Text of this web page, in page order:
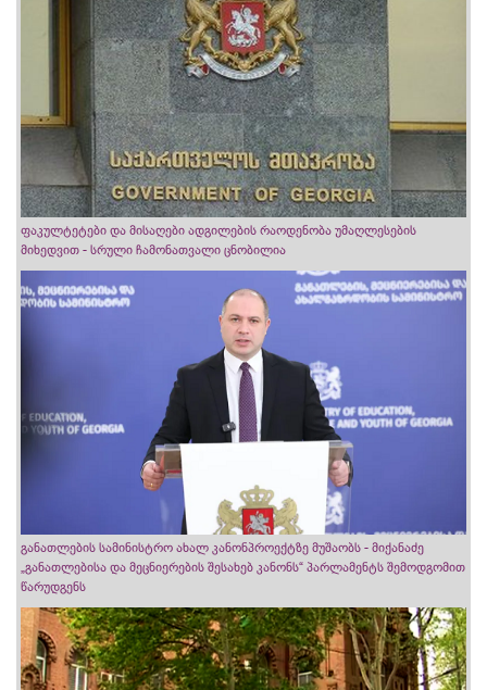
ფაკულტეტები და მისაღები ადგილების რაოდენობა უმაღლესების
მიხედვით - სრული ჩამონათვალი ცნობილია
განათლების სამინისტრო ახალ კანონპროექტზე მუშაობს - მიქანაძე
„განათლებისა და მეცნიერების შესახებ კანონს“ პარლამენტს შემოდგომით
წარუდგენს